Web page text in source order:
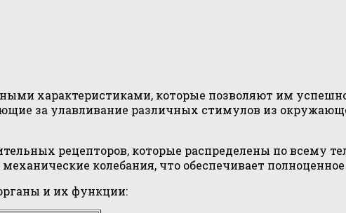
характеристиками, которые позволяют им
за улавливание различных стимулов из
рецепторов, которые распределены по всему
колебания, что обеспечивает
и их функции: